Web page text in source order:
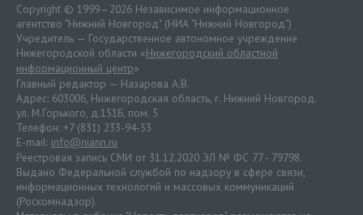
Copyright © 1999—2026 Независимое информационное
агентство "Нижний Новгород" (НИА "Нижний Новгород")
Учредитель — Государственное автономное учреждение
Нижегородской области «Нижегородский областной
информационный центр»
Главный редактор — Назарова А.В.
Адрес: 603006, Нижегородская область, г. Нижний Новгород.
ул. М.Горького, д.151Б, пом. 5
Телефон: +7 (831) 233-94-53
E-mail: info@niann.ru
Реестровая запись СМИ от 31.12.2020 ЭЛ № ФС 77 - 79798.
Выдано Федеральной службой по надзору в сфере связи,
информационных технологий и массовых коммуникаций
(Роскомнадзор).